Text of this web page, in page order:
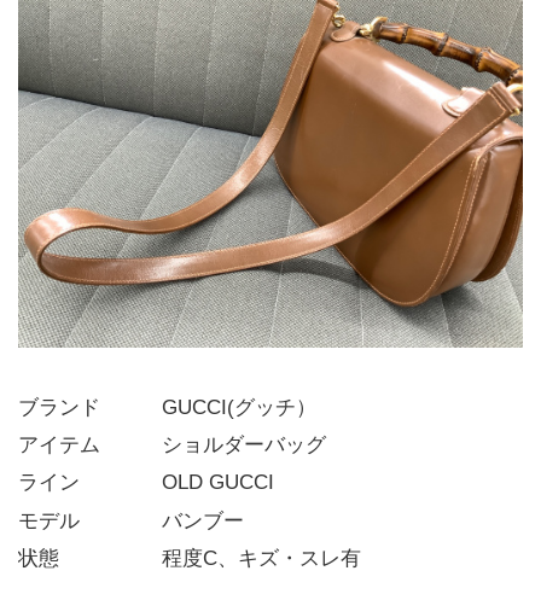
ブランド   GUCCI(グッチ）
アイテム   ショルダーバッグ
ライン    OLD GUCCI
モデル    バンブー
状態     程度C、キズ・スレ有